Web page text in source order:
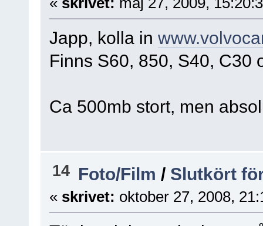
Japp, kolla in
Finns S60, 850, S40,
Ca 500mb stort, men
14 Foto/Film / Slutkört
« skrivet: oktober 27, 2008,